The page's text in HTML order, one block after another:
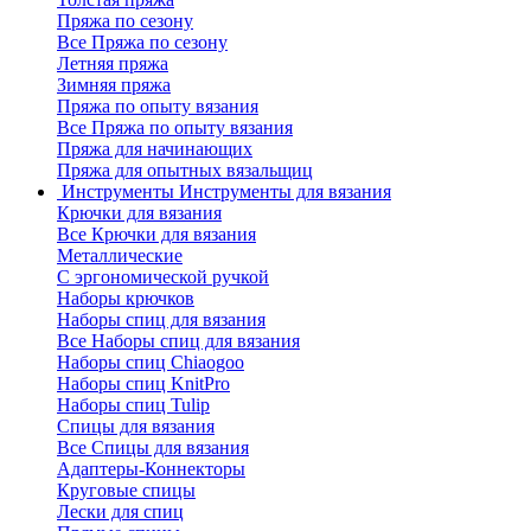
Пряжа по сезону
Все Пряжа по сезону
Летняя пряжа
Зимняя пряжа
Пряжа по опыту вязания
Все Пряжа по опыту вязания
Пряжа для начинающих
Пряжа для опытных вязальщиц
Инструменты Инструменты для вязания
Крючки для вязания
Все Крючки для вязания
Металлические
С эргономической ручкой
Наборы крючков
Наборы спиц для вязания
Все Наборы спиц для вязания
Наборы спиц Chiaogoo
Наборы спиц KnitPro
Наборы спиц Tulip
Спицы для вязания
Все Спицы для вязания
Адаптеры-Коннекторы
Круговые спицы
Лески для спиц